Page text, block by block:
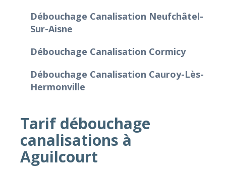
Débouchage Canalisation Neufchâtel-
Sur-Aisne
Débouchage Canalisation Cormicy
Débouchage Canalisation Cauroy-Lès-
Hermonville
Tarif débouchage
canalisations à
Aguilcourt